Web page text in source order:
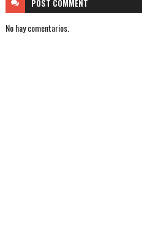
POST COMMENT
No hay comentarios.